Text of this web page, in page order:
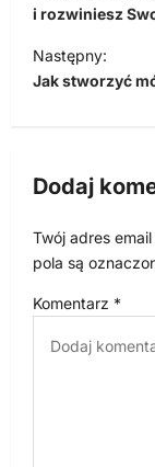
w
i
g
j
w
p
i
i rozwiniesz
Następny:
Jak stworzyć
Dodaj
Twój adres
pola są
Komentarz *